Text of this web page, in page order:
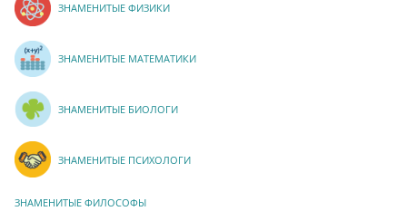
ЗНАМЕНИТЫЕ ФИЗИКИ
ЗНАМЕНИТЫЕ МАТЕМАТИКИ
ЗНАМЕНИТЫЕ БИОЛОГИ
ЗНАМЕНИТЫЕ ПСИХОЛОГИ
ЗНАМЕНИТЫЕ ФИЛОСОФЫ